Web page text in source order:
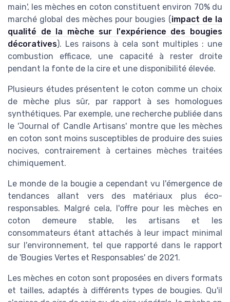
main', les mèches en coton constituent environ 70% du
marché global des mèches pour bougies (impact de la
qualité de la mèche sur l'expérience des bougies
décoratives). Les raisons à cela sont multiples : une
combustion efficace, une capacité à rester droite
pendant la fonte de la cire et une disponibilité élevée.
Plusieurs études présentent le coton comme un choix
de mèche plus sûr, par rapport à ses homologues
synthétiques. Par exemple, une recherche publiée dans
le 'Journal of Candle Artisans' montre que les mèches
en coton sont moins susceptibles de produire des suies
nocives, contrairement à certaines mèches traitées
chimiquement.
Le monde de la bougie a cependant vu l'émergence de
tendances allant vers des matériaux plus éco-
responsables. Malgré cela, l'offre pour les mèches en
coton demeure stable, les artisans et les
consommateurs étant attachés à leur impact minimal
sur l'environnement, tel que rapporté dans le rapport
de 'Bougies Vertes et Responsables' de 2021.
Les mèches en coton sont proposées en divers formats
et tailles, adaptés à différents types de bougies. Qu'il